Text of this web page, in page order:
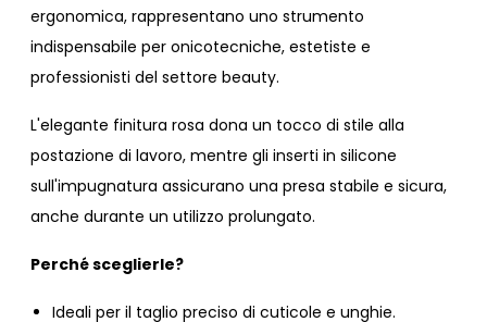
ergonomica, rappresentano uno strumento
indispensabile per onicotecniche, estetiste e
professionisti del settore beauty.
L'elegante finitura rosa dona un tocco di stile alla
postazione di lavoro, mentre gli inserti in silicone
sull'impugnatura assicurano una presa stabile e sicura,
anche durante un utilizzo prolungato.
Perché sceglierle?
Ideali per il taglio preciso di cuticole e unghie.